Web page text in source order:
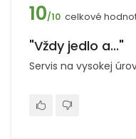
10/10 celkové
"Vždy jedlo a..."
Servis na vysokej